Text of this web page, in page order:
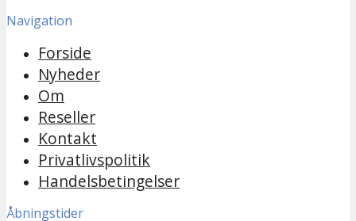
Navigation
Forside
Nyheder
Om
Reseller
Kontakt
Privatlivspolitik
Handelsbetingelser
Åbningstider